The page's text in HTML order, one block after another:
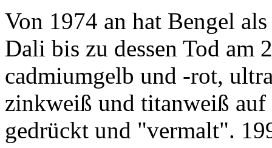
Von 1974 an hat Bengel
Dali bis zu dessen Tod am
cadmiumgelb und -rot,
zinkweiß und titanweiß
gedrückt und "vermalt".